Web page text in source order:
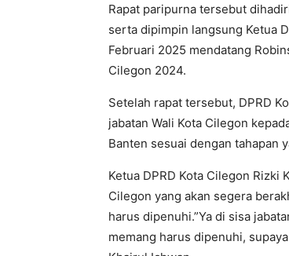
Rapat paripurna tersebut
serta dipimpin langsung Ketua
Februari 2025 mendatang
Cilegon 2024.
Setelah rapat tersebut, DPRD
jabatan Wali Kota Cilegon
Banten sesuai dengan tahapan
Ketua DPRD Kota Cilegon
Cilegon yang akan segera
harus dipenuhi.”Ya di sisa
memang harus dipenuhi,